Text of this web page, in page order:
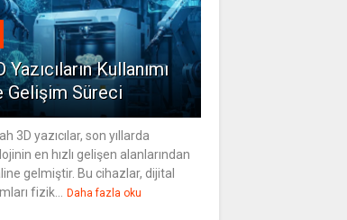
Yazıcıların Kullanımı
Gelişim Süreci
3D yazıcılar, son yıllarda
en hızlı gelişen alanlarından
gelmiştir. Bu cihazlar, dijital
fizik...
Daha fazla oku